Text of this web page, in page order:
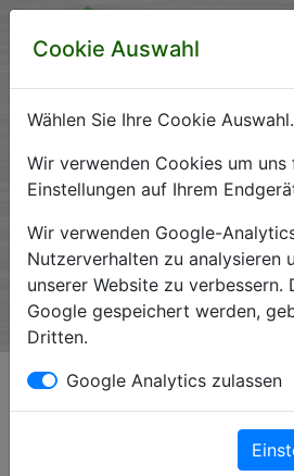
Sachsen-
Ein Service der
e.V.
Impressum*
Cookie Auswahl
Wählen Sie Ihre Cookie Auswahl.
Wir verwenden Cookies um uns
Einstellungen auf Ihrem
Wir verwenden Google-
Nutzerverhalten zu analysieren
unserer Website zu verbessern.
Google gespeichert werden,
Dritten.
Google Analytics zulassen